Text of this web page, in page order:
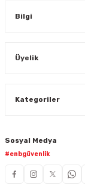
Bilgi
Üyelik
Kategoriler
Sosyal Medya
#enbgüvenlik